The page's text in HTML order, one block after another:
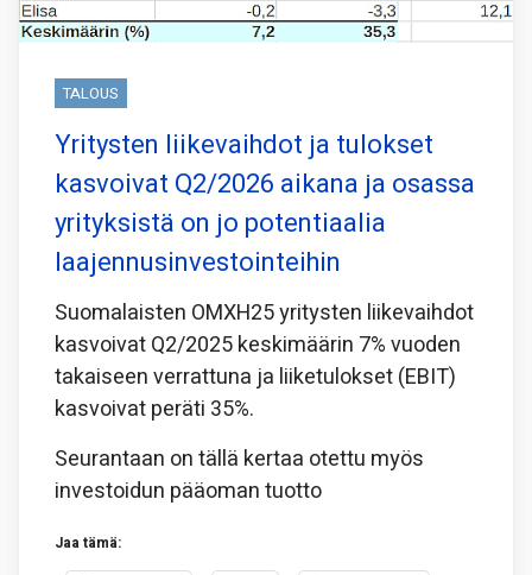
TALOUS
Yritysten liikevaihdot ja tulokset
kasvoivat Q2/2026 aikana ja osassa
yrityksistä on jo potentiaalia
laajennusinvestointeihin
Suomalaisten OMXH25 yritysten liikevaihdot
kasvoivat Q2/2025 keskimäärin 7% vuoden
takaiseen verrattuna ja liiketulokset (EBIT)
kasvoivat peräti 35%.
Seurantaan on tällä kertaa otettu myös
investoidun pääoman tuotto
Jaa tämä: